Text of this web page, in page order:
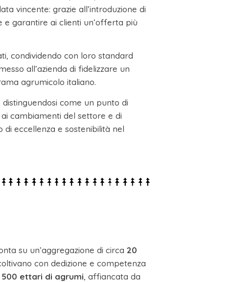
vincente: grazie all’introduzione di
e garantire ai clienti un’offerta più
condividendo con loro standard
all’azienda di fidelizzare un
agrumicolo italiano.
come un punto di
cambiamenti del settore e di
eccellenza e sostenibilità nel
su un’aggregazione di circa 20
con dedizione e competenza
500 ettari di agrumi, affiancata da